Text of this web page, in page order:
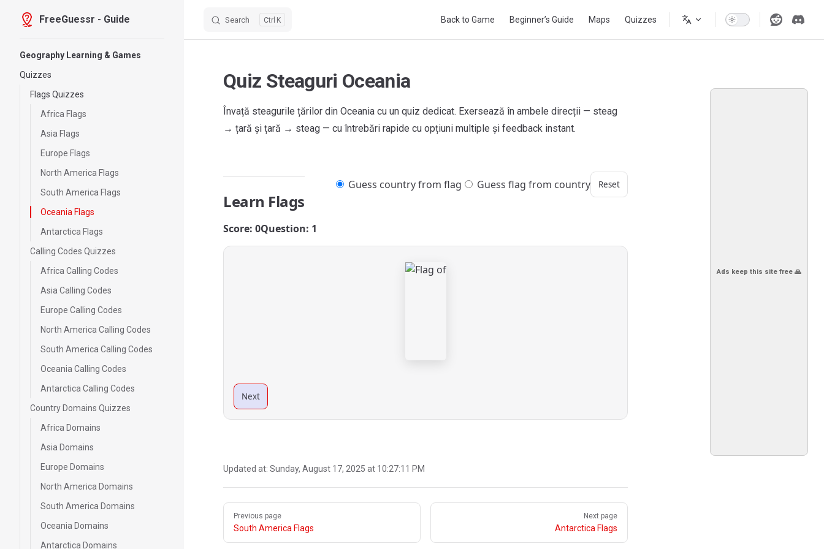
Skip to content
FreeGuessr - Guide Search K Back to Game Beginner’s Guide Maps Quizzes
Geography Learning & Games
Quizzes
Flags Quizzes
Africa Flags
Asia Flags
Europe Flags
North America Flags
South America Flags
Oceania Flags
Antarctica Flags
Calling Codes Quizzes
Africa Calling Codes
Asia Calling Codes
Europe Calling Codes
North America Calling Codes
South America Calling Codes
Oceania Calling Codes
Antarctica Calling Codes
Country Domains Quizzes
Africa Domains
Asia Domains
Europe Domains
North America Domains
South America Domains
Oceania Domains
Antarctica Domains
Ads keep this site free 🙏
Quiz Steaguri Oceania
Învață steagurile țărilor din Oceania cu un quiz dedicat. Exersează în ambele direcții — steag
→ țară și țară → steag — cu întrebări rapide cu opțiuni multiple și feedback instant.
Learn Flags
Guess country from flag Guess flag from country Reset
Score: 0Question: 1
Next
Updated at: Sunday, August 17, 2025 at 10:27:11 PM
Pager
Previous page
South America Flags
Next page
Antarctica Flags